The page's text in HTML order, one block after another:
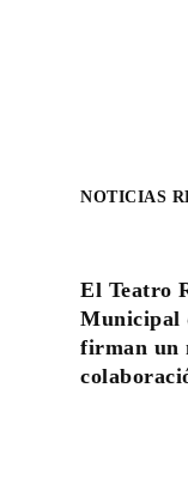
NOTICIAS
El Teatro
Municipal
firman un